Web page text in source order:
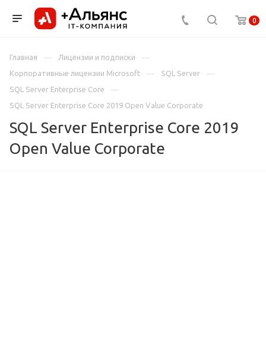
0
Главная
Лицензии и подписки
Корпоративные лицензии Microsoft
SQL Server
SQL Server Enterprise Core
SQL Server Enterprise Core 2019 Open Value Corporate
SQL Server Enterprise Core 2019
Open Value Corporate